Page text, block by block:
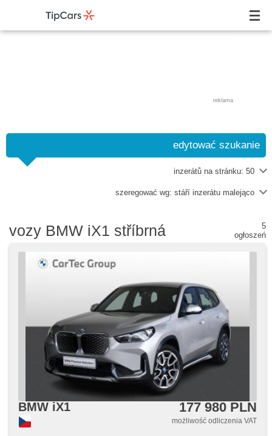
reklama
edytować szukanie
inzerátů na stránku: 50
szeregować wg: stáří inzerátu malejąco
vozy BMW iX1 stříbrná
5
ogłoszeń
BMW iX1 177 980 PLN
możliwość odliczenia VAT